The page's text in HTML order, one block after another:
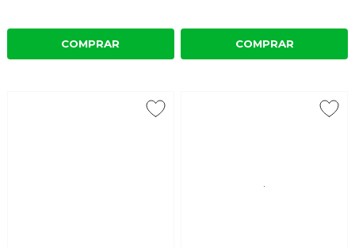
COMPRAR COMPRAR